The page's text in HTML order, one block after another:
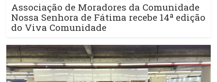
Associação de Moradores da Comunidade
Nossa Senhora de Fátima recebe 14ª edição
do Viva Comunidade